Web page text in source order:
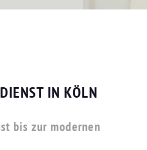
IN KÖLN
bis zur modernen